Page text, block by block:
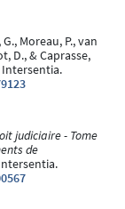
Moreau, P., van
D., & Caprasse,
Intersentia.
judiciaire - Tome
de